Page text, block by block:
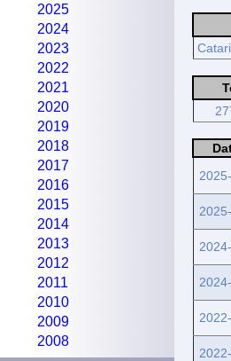
2025
2024
2023
2022
2021
2020
2019
2018
2017
2016
2015
2014
2013
2012
2011
2010
2009
2008